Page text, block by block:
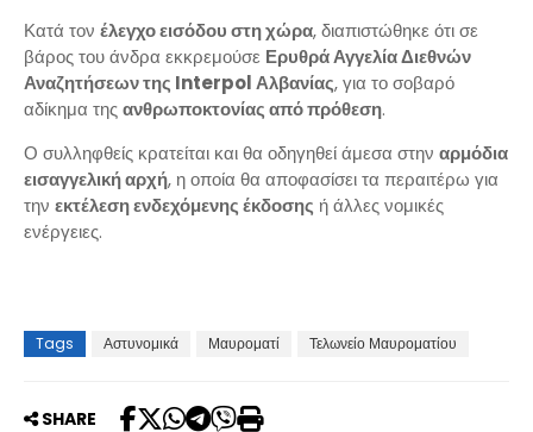
Κατά τον έλεγχο εισόδου στη χώρα, διαπιστώθηκε ότι σε
βάρος του άνδρα εκκρεμούσε Ερυθρά Αγγελία Διεθνών
Αναζητήσεων της Interpol Αλβανίας, για το σοβαρό
αδίκημα τηςανθρωποκτονίας από πρόθεση.
Ο συλληφθείς κρατείται και θα οδηγηθεί άμεσα στην αρμόδια
εισαγγελική αρχή, η οποία θα αποφασίσει τα περαιτέρω για
την εκτέλεση ενδεχόμενης έκδοσης ή άλλες νομικές
ενέργειες.
Tags Αστυνομικά Μαυροματί Τελωνείο Μαυροματίου
SHARE